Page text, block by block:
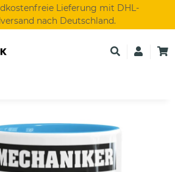
Lieferung mit DHL-
nach Deutschland.